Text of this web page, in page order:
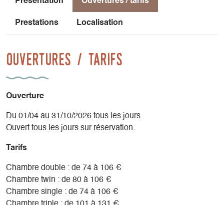
Prestations Localisation
Ouvertures / tarifs
Ouverture
Du 01/04 au 31/10/2026 tous les jours.
Ouvert tous les jours sur réservation.
Tarifs
Chambre double : de 74 à 106 €
Chambre twin : de 80 à 106 €
Chambre single : de 74 à 106 €